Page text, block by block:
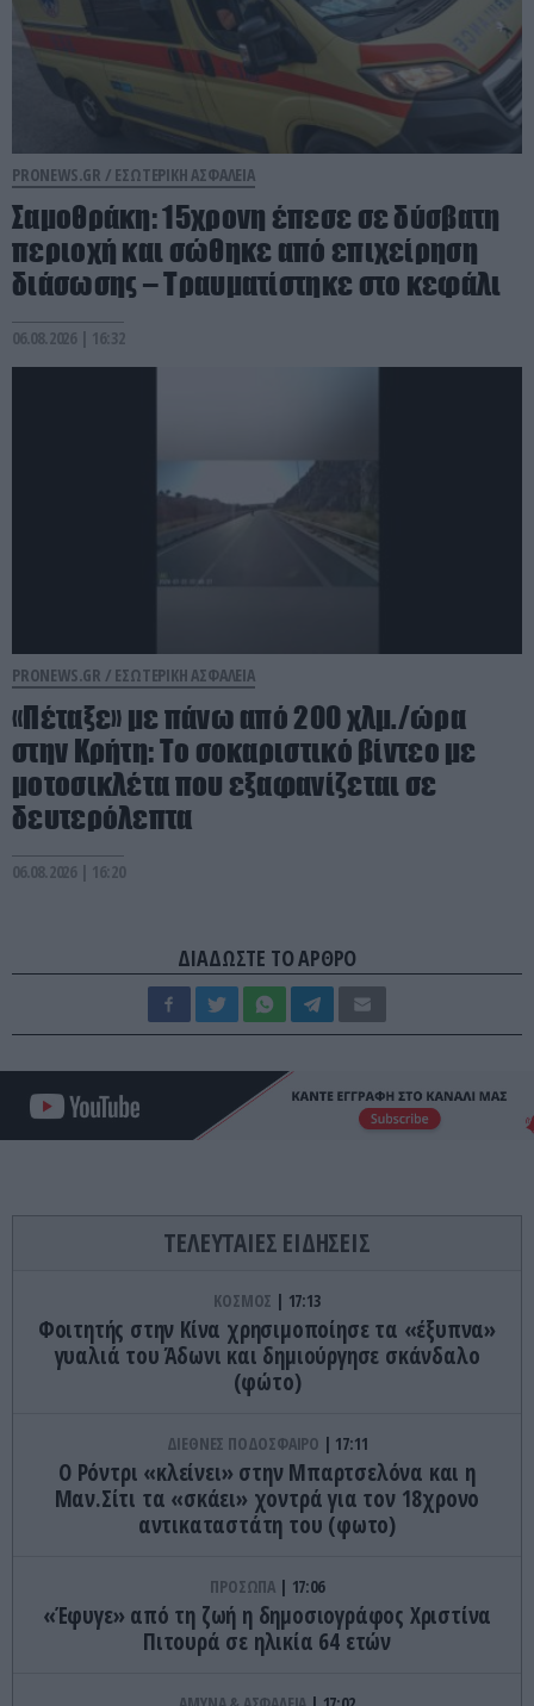
PRONEWS.GR / ΕΣΩΤΕΡΙΚΗ ΑΣΦΑΛΕΙΑ
Σαμοθράκη: 15χρονη έπεσε σε δύσβατη
περιοχή και σώθηκε από επιχείρηση
διάσωσης – Τραυματίστηκε στο κεφάλι
06.08.2026 | 16:32
PRONEWS.GR / ΕΣΩΤΕΡΙΚΗ ΑΣΦΑΛΕΙΑ
«Πέταξε» με πάνω από 200 χλμ./ώρα
στην Κρήτη: Το σοκαριστικό βίντεο με
μοτοσικλέτα που εξαφανίζεται σε
δευτερόλεπτα
06.08.2026 | 16:20
ΔΙΑΔΩΣΤΕ ΤΟ ΑΡΘΡΟ
ΤΕΛΕΥΤΑΙΕΣ ΕΙΔΗΣΕΙΣ
ΚΟΣΜΟΣ 17:13
Φοιτητής στην Κίνα χρησιμοποίησε τα «έξυπνα»
γυαλιά του Άδωνι και δημιούργησε σκάνδαλο
(φώτο)
ΔΙΕΘΝΕΣ ΠΟΔΟΣΦΑΙΡΟ 17:11
Ο Ρόντρι «κλείνει» στην Μπαρτσελόνα και η
Μαν.Σίτι τα «σκάει» χοντρά για τον 18χρονο
αντικαταστάτη του (φωτο)
ΠΡΟΣΩΠΑ 17:06
«Έφυγε» από τη ζωή η δημοσιογράφος Χριστίνα
Πιτουρά σε ηλικία 64 ετών